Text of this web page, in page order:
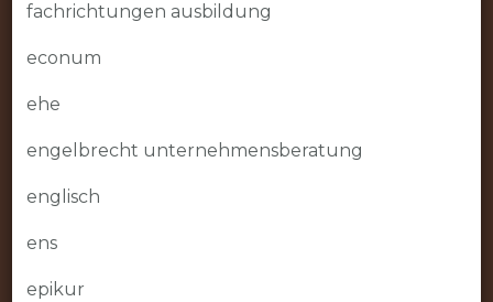
fachrichtungen ausbildung
econum
ehe
engelbrecht unternehmensberatung
englisch
ens
epikur